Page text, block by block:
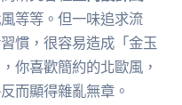
等等。但一味追求流
慣，很容易造成「金玉
你喜歡簡約的北歐風，
而顯得雜亂無章。